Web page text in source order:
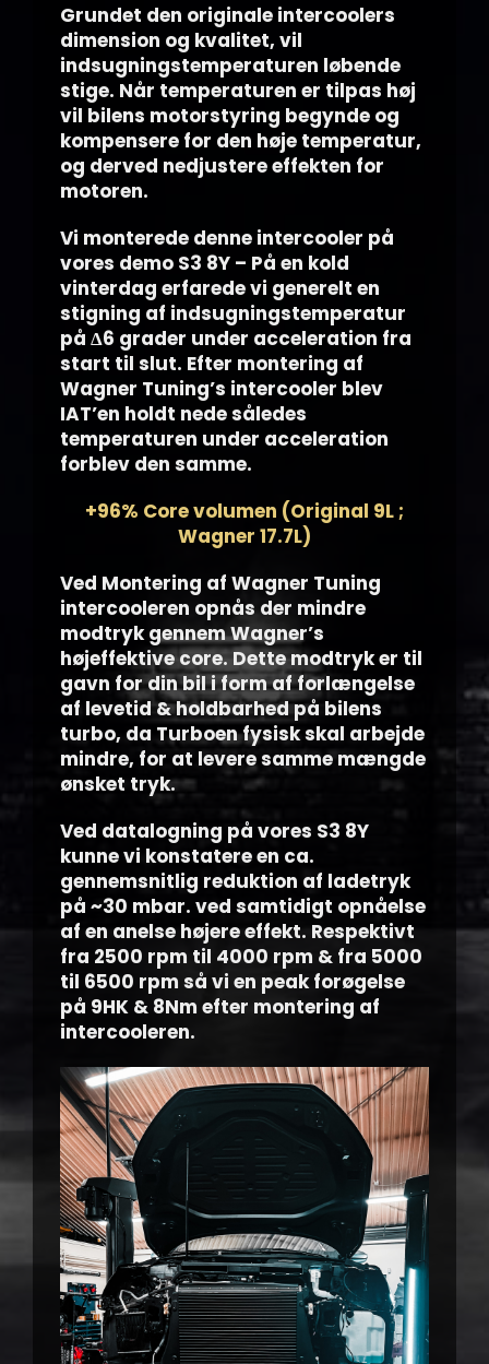
Grundet den originale intercoolers
dimension og kvalitet, vil
indsugningstemperaturen løbende
stige. Når temperaturen er tilpas høj
vil bilens motorstyring begynde og
kompensere for den høje temperatur,
og derved nedjustere effekten for
motoren.
Vi monterede denne intercooler på
vores demo S3 8Y – På en kold
vinterdag erfarede vi generelt en
stigning af indsugningstemperatur
på Δ6 grader under acceleration fra
start til slut. Efter montering af
Wagner Tuning’s intercooler blev
IAT’en holdt nede således
temperaturen under acceleration
forblev den samme.
+96% Core volumen (Original 9L ;
Wagner 17.7L)
Ved Montering af Wagner Tuning
intercooleren opnås der mindre
modtryk gennem Wagner’s
højeffektive core. Dette modtryk er til
gavn for din bil i form af forlængelse
af levetid & holdbarhed på bilens
turbo, da Turboen fysisk skal arbejde
mindre, for at levere samme mængde
ønsket tryk.
Ved datalogning på vores S3 8Y
kunne vi konstatere en ca.
gennemsnitlig reduktion af ladetryk
på ~30 mbar. ved samtidigt opnåelse
af en anelse højere effekt. Respektivt
fra 2500 rpm til 4000 rpm & fra 5000
til 6500 rpm så vi en peak forøgelse
på 9HK & 8Nm efter montering af
intercooleren.